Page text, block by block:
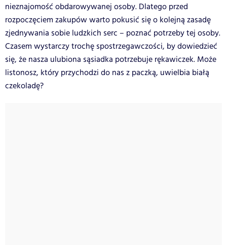
nieznajomość obdarowywanej osoby. Dlatego przed
rozpoczęciem zakupów warto pokusić się o kolejną zasadę
zjednywania sobie ludzkich serc – poznać potrzeby tej osoby.
Czasem wystarczy trochę spostrzegawczości, by dowiedzieć
się, że nasza ulubiona sąsiadka potrzebuje rękawiczek. Może
listonosz, który przychodzi do nas z paczką, uwielbia białą
czekoladę?